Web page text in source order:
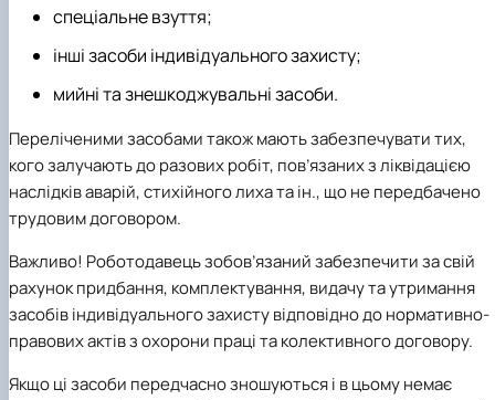
Іноземні мови
Їдальні та буфети
Центр вивчення мов
Психологічна підтримка
Рада молодих вчених
Стартап школа НУБіП України
Методичні рекомендації, пам'ятки
Патентно-ліцензійна діяльність
ЦКНО «Агропромисловий комплекс, лісове і
медицина»
Обладнання НУБіП України
Біоетична комісія
Досліднику та автору
Звіт про проведення НТЗ
Наукові журнали НУБіП України
Наукові журнали НУБіП України (English)
Пам'ятка про проведення науково-
заходів
Порядок планування та організації
проведення НТЗ
Монографії
Наука для бізнесу
Каталог наукових послуг
«SEB-2024»
«SEB-2025»
Наглядова рада
Благодійний фонд «Голосіївська ініціатива
Історія університету
Звіт ректора
Пам'яті захисників України
Почесні доктори і професори НУБіП України
Пресслужба
Університетський кур'єр
Вибори ректора
Програма розвитку університету
ініціатива – 2025»
Доступ до публічної інформації
Офіційна символіка
Антикорупційні заходи
Уповноважена особа з питань запобігання
виявлення корупції
Положення про антикорупційного
уповноваженого НУБіП України
Національні нормативно-правові акти
Нормативно-правові акти НУБіП України
Методичні роз’яснення НАЗК
Антикорупційні заходи
Гендерна радниця
Контактна інформація
спеціальне взуття;
інші засоби індивідуального захисту;
мийні та знешкоджувальні засоби.
Переліченими засобами також мають забезпечувати тих,
кого залучають до разових робіт, пов’язаних з ліквідацією
наслідків аварій, стихійного лиха та ін., що не передбачено
трудовим договором.
Важливо! Роботодавець зобов’язаний забезпечити за свій
рахунок придбання, комплектування, видачу та утримання
засобів індивідуального захисту відповідно до нормативно-
правових актів з охорони праці та колективного договору.
Якщо ці засоби передчасно зношуються і в цьому немає